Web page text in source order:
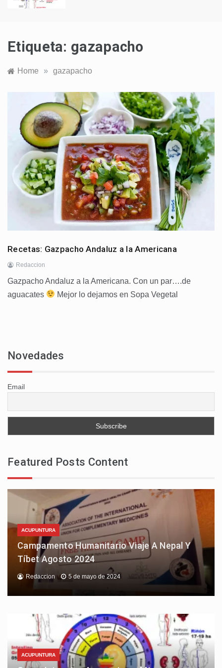
Etiqueta: gazapacho
Home » gazapacho
Recetas: Gazpacho Andaluz a la Americana
Redaccion
Gazpacho Andaluz a la Americana. Con un par….de
aguacates
Mejor lo dejamos en Sopa Vegetal
Novedades
Email
Featured Posts Content
ACUPUNTURA
Campamento Humanitario Viaje A Nepal Y
Tíbet Agosto 2024
Redaccion 5 de mayo de 2024
ACUPUNTURA